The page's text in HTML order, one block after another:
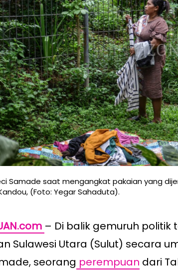
Samade saat mengangkat pakaian yang
(Foto: Yegar Sahaduta).
– Di balik gemuruh politik
Sulawesi Utara (Sulut) secara
seorang perempuan dari